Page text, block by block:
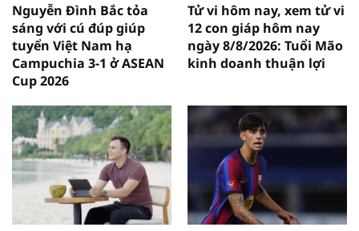
Nguyễn Đình Bắc tỏa
sáng với cú đúp giúp
tuyển Việt Nam hạ
Campuchia 3-1 ở ASEAN
Cup 2026
Tử vi hôm nay, xem tử vi
12 con giáp hôm nay
ngày 8/8/2026: Tuổi Mão
kinh doanh thuận lợi